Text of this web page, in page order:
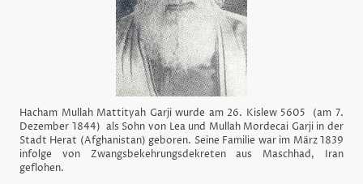
Hacham Mullah Mattityah Garji wurde am 26. Kislew 5605 (am 7.
Dezember 1844) als Sohn von Lea und Mullah Mordecai Garji in der
Stadt Herat (Afghanistan) geboren. Seine Familie war im März 1839
infolge von Zwangsbekehrungsdekreten aus Maschhad, Iran
geflohen.